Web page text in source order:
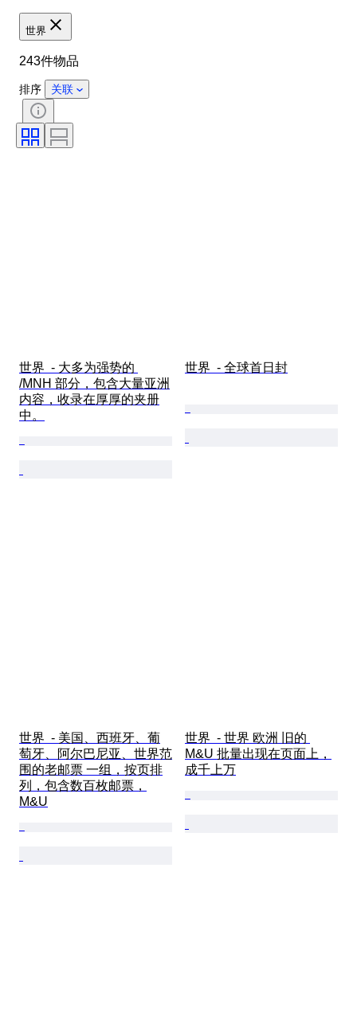
世界
243件物品
排序 关联
世界  - 大多为强势的
/MNH 部分，包含大量亚洲
内容，收录在厚厚的夹册
中。
世界  - 全球首日封
世界  - 美国、西班牙、葡
萄牙、阿尔巴尼亚、世界范
围的老邮票 一组，按页排
列，包含数百枚邮票，
M&U
世界  - 世界 欧洲 旧的
M&U 批量出现在页面上，
成千上万